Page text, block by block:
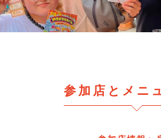
参加店とメニ